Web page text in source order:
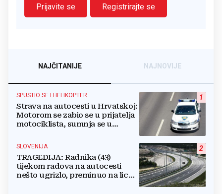
Prijavite se
Registrirajte se
NAJČITANIJE NAJNOVIJE
1
SPUSTIO SE I HELIKOPTER
Strava na autocesti u Hrvatskoj:
Motorom se zabio se u prijatelja
motociklista, sumnja se u
2
SLOVENIJA
TRAGEDIJA: Radnika (43)
tijekom radova na autocesti
nešto ugrizlo, preminuo na licu